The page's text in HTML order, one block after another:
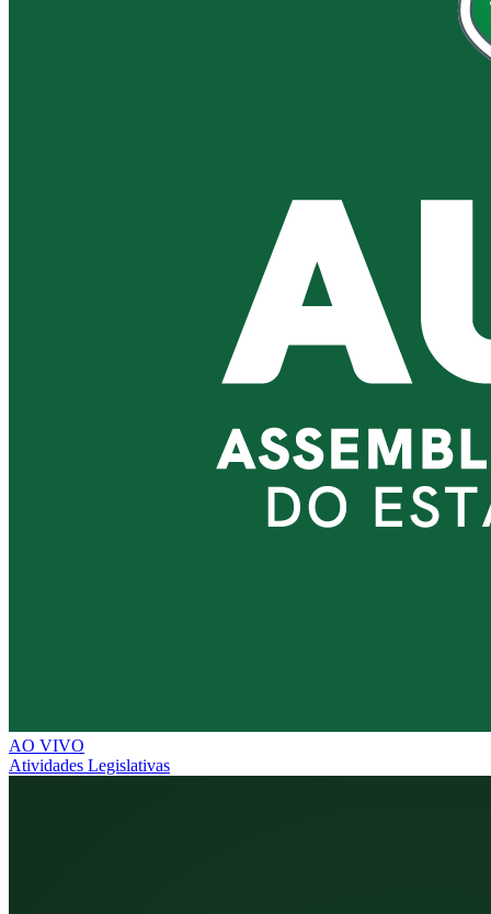
AO VIVO
Atividades Legislativas